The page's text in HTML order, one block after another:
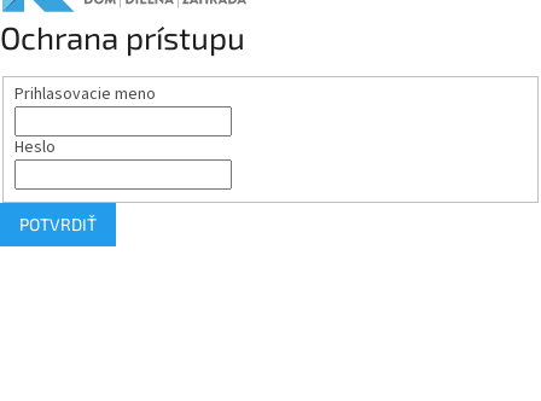
Ochrana prístupu
Prihlasovacie meno
Heslo
POTVRDIŤ